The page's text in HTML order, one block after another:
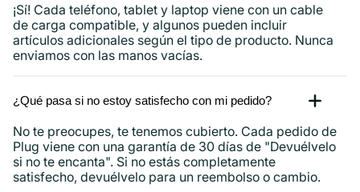
¡Sí! Cada teléfono, tablet y laptop viene con un cable
de carga compatible, y algunos pueden incluir
artículos adicionales según el tipo de producto. Nunca
enviamos con las manos vacías.
¿Qué pasa si no estoy satisfecho con mi pedido?
No te preocupes, te tenemos cubierto. Cada pedido de
Plug viene con una garantía de 30 días de "Devuélvelo
si no te encanta". Si no estás completamente
satisfecho, devuélvelo para un reembolso o cambio.